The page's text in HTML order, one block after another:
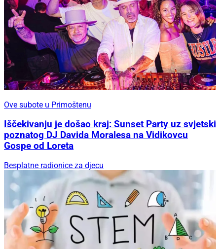
Ove subote u Primoštenu
Iščekivanju je došao kraj: Sunset Party uz svjetski
poznatog DJ Davida Moralesa na Vidikovcu
Gospe od Loreta
Besplatne radionice za djecu